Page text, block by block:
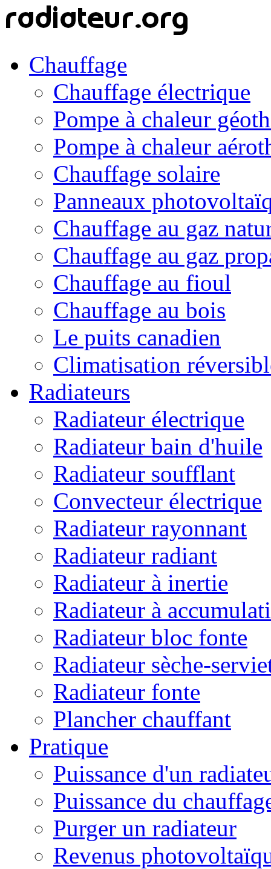
Chauffage
Chauffage électrique
Pompe à chaleur
Pompe à chaleur
Chauffage solaire
Panneaux
Chauffage au gaz
Chauffage au gaz
Chauffage au fioul
Chauffage au bois
Le puits canadien
Climatisation
Radiateurs
Radiateur électrique
Radiateur bain d'huile
Radiateur soufflant
Convecteur électrique
Radiateur rayonnant
Radiateur radiant
Radiateur à inertie
Radiateur à
Radiateur bloc fonte
Radiateur sèche-
Radiateur fonte
Plancher chauffant
Pratique
Puissance d'un
Puissance du
Purger un radiateur
Revenus